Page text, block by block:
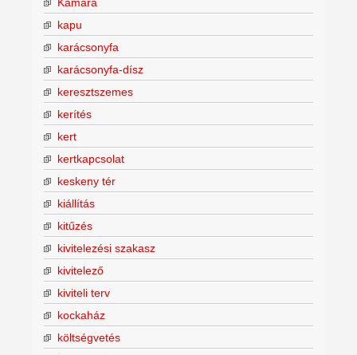
Kamara
kapu
karácsonyfa
karácsonyfa-dísz
keresztszemes
kerítés
kert
kertkapcsolat
keskeny tér
kiállítás
kitűzés
kivitelezési szakasz
kivitelező
kiviteli terv
kockaház
költségvetés